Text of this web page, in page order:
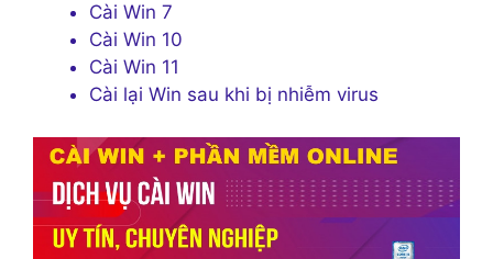
Cài Win 7
Cài Win 10
Cài Win 11
Cài lại Win sau khi bị nhiễm virus